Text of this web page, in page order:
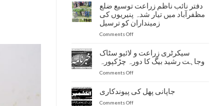
دفتر نائب ناظم زراعت توسیع ضلع
مظفرآباد میں تیار شدہ پنیریوں کی
زمینداران کو ترسیل
Comments Offon
ناظم
زراعت
توسیع
مظفرآباد
سیکرٹری زراعت و لائیو سٹاک
وجاہت رشید بیگ کا دورہ چڑکپورہ
Comments Offon
زراعت
و
لائیو
جاپانی پھل کی پیوندکاری
Comments Offon